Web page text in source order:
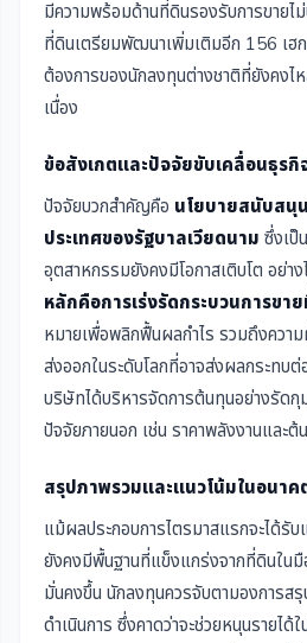
มีความพร้อมด้านที่ดินรองรับการขายไ
ที่ดินเตรียมพัฒนาเพิ่มเติมอีก 156 เฮ
ต้องการของนักลงทุนต่างชาติที่ยังคงไห
เนื่อง
ข้อสังเกตและปัจจัยขับเคลื่อนธุรกิ
ปัจจัยบวกสำคัญคือ นโยบายสนับสนุ
ประเทศของรัฐบาลเวียดนาม ซึ่งเป็
อุตสาหกรรมยังคงมีโอกาสเติบโต อย่าง
หลักคือการเร่งรัดกระบวนการขา
หมายเพื่อพลิกฟื้นผลกำไร รวมถึงความ
ส่งออกในระดับโลกที่อาจส่งผลกระทบ
บริษัทได้บริหารจัดการต้นทุนอย่างรัดกุ
ปัจจัยภายนอก เช่น ราคาพลังงานและต้
สรุปภาพรวมและแนวโน้มในอนาค
แม้ผลประกอบการไตรมาสแรกจะได้รั
ยังคงมีพื้นฐานที่แข็งแกร่งจากที่ดินในมื
มั่นคงขึ้น นักลงทุนควรจับตามองการส
ดำเนินการ ซึ่งคาดว่าจะช่วยหนุนรายได้